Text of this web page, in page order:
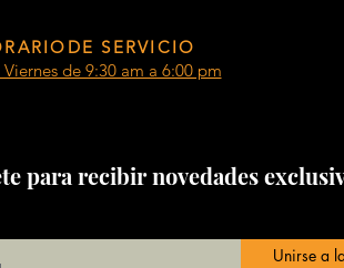
SERVICIO
Viernes de 9:30 am a 6:00 pm
para recibir novedades
Unirse a